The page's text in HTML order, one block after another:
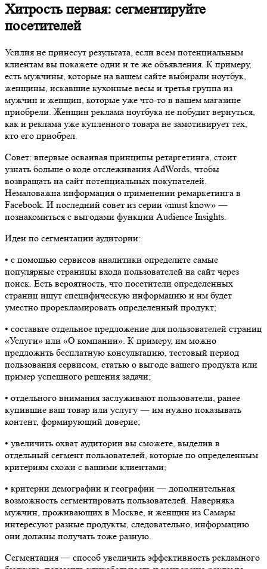
Хитрость первая: сегментируйте
посетителей
Усилия не принесут результата, если всем потенциальным
клиентам вы покажете одни и те же объявления. К примеру,
есть мужчины, которые на вашем сайте выбирали ноутбук,
женщины, искавшие кухонные весы и третья группа из
мужчин и женщин, которые уже что-то в вашем магазине
приобрели. Женщин реклама ноутбука не побудит вернуться,
как и реклама уже купленного товара не замотивирует тех,
кто его приобрел.
Совет: впервые осваивая принципы ретаргетинга, стоит
узнать больше о коде отслеживания AdWords, чтобы
возвращать на сайт потенциальных покупателей.
Немаловажна информация о применении ремаркетинга в
Facebook. И последний совет из серии «must know» ―
познакомиться с выгодами функции Audience Insights.
Идеи по сегментации аудитории:
•​ с помощью сервисов аналитики определите самые
популярные страницы входа пользователей на сайт через
поиск. Есть вероятность, что посетители определенных
страниц ищут специфическую информацию и им будет
уместно прорекламировать определенный продукт;
•​ составьте отдельное предложение для пользователей страниц
«Услуги» или «О компании». К примеру, им можно
предложить бесплатную консультацию, тестовый период
пользования сервисом, статью о выгоде вашего продукта или
пример успешного решения задачи;
•​ отдельного внимания заслуживают пользователи, ранее
купившие ваш товар или услугу ― им нужно показывать
контент, формирующий доверие;
•​ увеличить охват аудитории вы сможете, выделив в
отдельный сегмент пользователей, которые по определенным
критериям схожи с вашими клиентами;
•​ критерии демографии и географии ― дополнительная
возможность сегментировать пользователей. Наверняка
мужчин, проживающих в Москве, и женщин из Самары
интересуют разные продукты, следовательно, информацию
они должны получать тоже разную.
Сегментация ― способ увеличить эффективность рекламного